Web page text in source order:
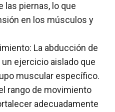
las piernas, lo que
en los músculos y
La abducción de
ejercicio aislado que
muscular específico.
rango de movimiento
adecuadamente